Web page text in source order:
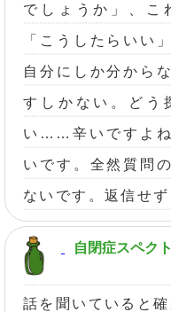
でしょうか」、こ
「こうしたらいい
自分にしか分から
すしかない。どう
い……辛いですよね
いです。全然質問
ないです。返信せ
自閉症スペク
話を聞いていると